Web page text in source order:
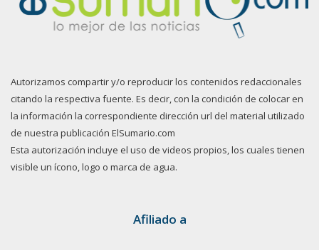
Autorizamos compartir y/o reproducir los contenidos redaccionales
citando la respectiva fuente. Es decir, con la condición de colocar en
la información la correspondiente dirección url del material utilizado
de nuestra publicación ElSumario.com
Esta autorización incluye el uso de videos propios, los cuales tienen
visible un ícono, logo o marca de agua.
Afiliado a